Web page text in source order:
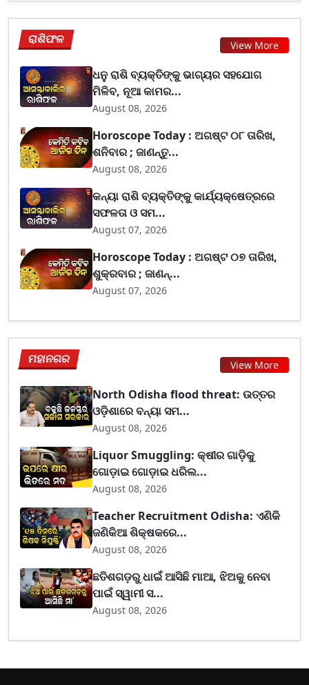
ରାଶିଫଳ View More
ଧନୁ ରାଶି ବ୍ୟକ୍ତିଙ୍କୁ ଭାଗ୍ୟର ସହଯୋଗ
ମିଳିବ, ନୂଆ କାମର...
August 08, 2026
Horoscope Today : ଅଗଷ୍ଟ ୦୮ ତାରିଖ,
ଶନିବାର ; ଜାଣନ୍ତୁ...
August 08, 2026
କନ୍ୟା ରାଶି ବ୍ୟକ୍ତିଙ୍କୁ କାର୍ଯ୍ୟକ୍ଷେତ୍ରରେ
ସଫଳତା ଓ ସମ...
August 07, 2026
Horoscope Today : ଅଗଷ୍ଟ ୦୭ ତାରିଖ,
ଶୁକ୍ରବାର ; ଜାଣନ୍...
August 07, 2026
ମହାନଗର View More
North Odisha flood threat: ଉତ୍ତର
ଓଡ଼ିଶାରେ ବନ୍ୟା ସମ...
August 08, 2026
Liquor Smuggling: କ୍ଷୀର ଗାଡ଼ିକୁ
ଗୋଡ଼ାଇ ଗୋଡ଼ାଇ ଧରିଲ...
August 08, 2026
Teacher Recruitment Odisha: ଏଣିକି
ଜଣିକିଆ ଶିକ୍ଷକରେ...
August 08, 2026
ଛତିଶଗଡ଼ରୁ ଧାଇଁ ଆସିଛି ମାଆ, ଝିଅକୁ ନେବା
ପାଇଁ ସ୍ୱାମୀ ସ...
August 08, 2026